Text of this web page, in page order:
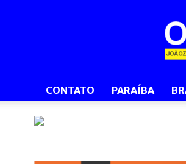
CONTATO PARAÍBA